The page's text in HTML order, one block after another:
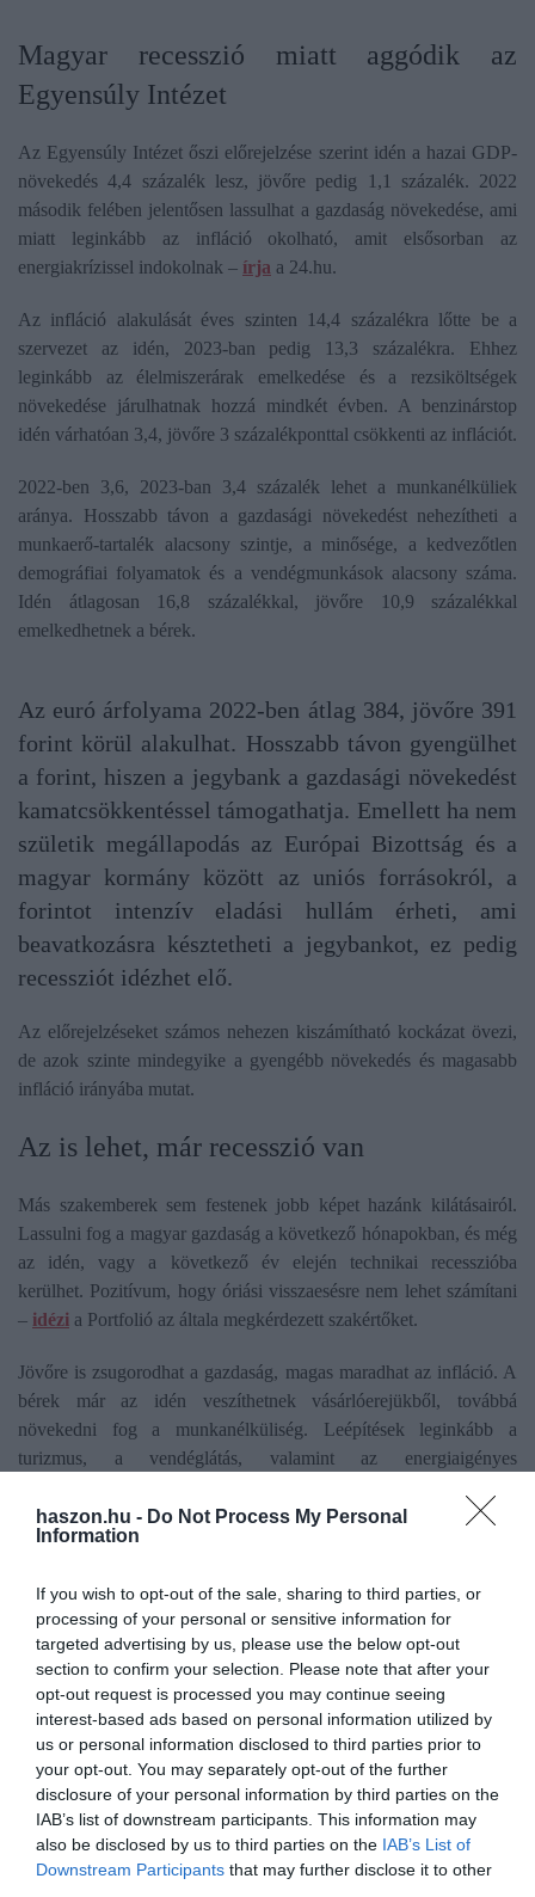
haszon.hu - Do Not Process My Personal
Information
If you wish to opt-out of the sale, sharing to third parties, or
processing of your personal or sensitive information for
targeted advertising by us, please use the below opt-out
section to confirm your selection. Please note that after your
opt-out request is processed you may continue seeing
interest-based ads based on personal information utilized by
us or personal information disclosed to third parties prior to
your opt-out. You may separately opt-out of the further
disclosure of your personal information by third parties on the
IAB’s list of downstream participants. This information may
also be disclosed by us to third parties on the IAB’s List of
Downstream Participants that may further disclose it to other
Magyar recesszió miatt aggódik az
Egyensúly Intézet
Az Egyensúly Intézet őszi előrejelzése szerint idén a hazai GDP-
növekedés 4,4 százalék lesz, jövőre pedig 1,1 százalék. 2022
második felében jelentősen lassulhat a gazdaság növekedése, ami
miatt leginkább az infláció okolható, amit elsősorban az
energiakrízissel indokolnak – írja a 24.hu.
Az infláció alakulását éves szinten 14,4 százalékra lőtte be a
szervezet az idén, 2023-ban pedig 13,3 százalékra. Ehhez
leginkább az élelmiszerárak emelkedése és a rezsiköltségek
növekedése járulhatnak hozzá mindkét évben. A benzinárstop
idén várhatóan 3,4, jövőre 3 százalékponttal csökkenti az inflációt.
2022-ben 3,6, 2023-ban 3,4 százalék lehet a munkanélküliek
aránya. Hosszabb távon a gazdasági növekedést nehezítheti a
munkaerő-tartalék alacsony szintje, a minősége, a kedvezőtlen
demográfiai folyamatok és a vendégmunkások alacsony száma.
Idén átlagosan 16,8 százalékkal, jövőre 10,9 százalékkal
emelkedhetnek a bérek.
Az euró árfolyama 2022-ben átlag 384, jövőre 391
forint körül alakulhat. Hosszabb távon gyengülhet
a forint, hiszen a jegybank a gazdasági növekedést
kamatcsökkentéssel támogathatja. Emellett ha nem
születik megállapodás az Európai Bizottság és a
magyar kormány között az uniós forrásokról, a
forintot intenzív eladási hullám érheti, ami
beavatkozásra késztetheti a jegybankot, ez pedig
recessziót idézhet elő.
Az előrejelzéseket számos nehezen kiszámítható kockázat övezi,
de azok szinte mindegyike a gyengébb növekedés és magasabb
infláció irányába mutat.
Az is lehet, már recesszió van
Más szakemberek sem festenek jobb képet hazánk kilátásairól.
Lassulni fog a magyar gazdaság a következő hónapokban, és még
az idén, vagy a következő év elején technikai recesszióba
kerülhet. Pozitívum, hogy óriási visszaesésre nem lehet számítani
– idézi a Portfolió az általa megkérdezett szakértőket.
Jövőre is zsugorodhat a gazdaság, magas maradhat az infláció. A
bérek már az idén veszíthetnek vásárlóerejükből, továbbá
növekedni fog a munkanélküliség. Leépítések leginkább a
turizmus, a vendéglátás, valamint az energiaigényes
beruházások visszaesése is.
költségvetés teljesülése tekintetében, a
jövő évi költségvetési terv azonban ezer
sebből vérzik a makropálya oldaláról:
növekedés, infláció, forint árfolyam,
munkaerőpiaci helyzet, kamatok
- vélekedett egy elemző.